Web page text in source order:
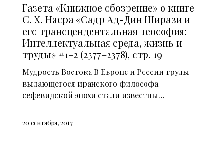
Газета «Книжное обозрение» о книге
С. Х. Насра «Садр Ад-Дин Ширази и
его трансцендентальная теософия:
Интеллектуальная среда, жизнь и
труды» #1–2 (2377–2378), стр. 19
Мудрость Востока В Европе и России труды
выдающегося иранского философа
сефевидской эпохи стали известны…
20 сентября, 2017